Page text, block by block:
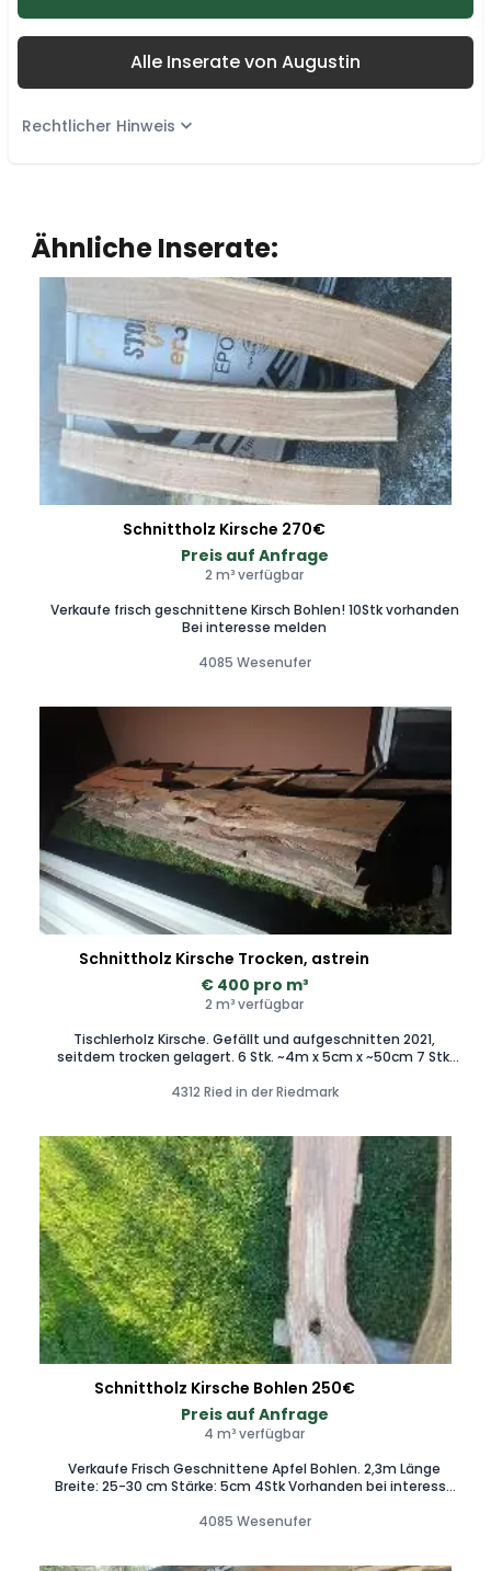
Alle Inserate von Augustin
Rechtlicher Hinweis
Ähnliche Inserate:
Schnittholz Kirsche 270€
Preis auf Anfrage
2 m³ verfügbar
Verkaufe frisch geschnittene Kirsch Bohlen! 10Stk vorhanden
Bei interesse melden
4085 Wesenufer
Schnittholz Kirsche Trocken, astrein
€ 400 pro m³
2 m³ verfügbar
Tischlerholz Kirsche. Gefällt und aufgeschnitten 2021,
seitdem trocken gelagert. 6 Stk. ~4m x 5cm x ~50cm 7 Stk.
entrindet.
4312 Ried in der Riedmark
Schnittholz Kirsche Bohlen 250€
Preis auf Anfrage
4 m³ verfügbar
Verkaufe Frisch Geschnittene Apfel Bohlen. 2,3m Länge
Breite: 25-30 cm Stärke: 5cm 4Stk Vorhanden bei interesse
4085 Wesenufer